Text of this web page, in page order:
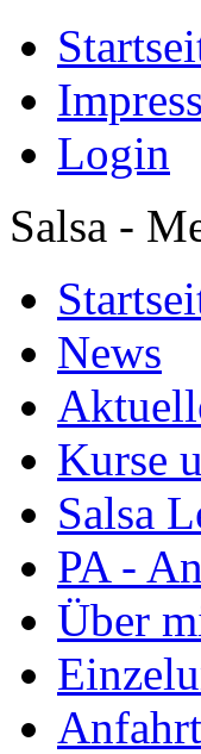
Login
Salsa -
News
Kurse
Salsa
PA -
Über
Anfahrt